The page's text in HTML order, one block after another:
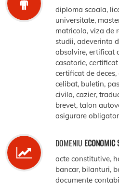
diploma scoala,
universitate,
matricola, viza de
studii, adeverinta
absolvire, ertificat
casatorie,
certificat de
celibat, buletin,
civila, cazier,
brevet, talon
asigurare
DOMENIU ECONOMIC
acte constitutive,
bancar, bilanturi,
documente